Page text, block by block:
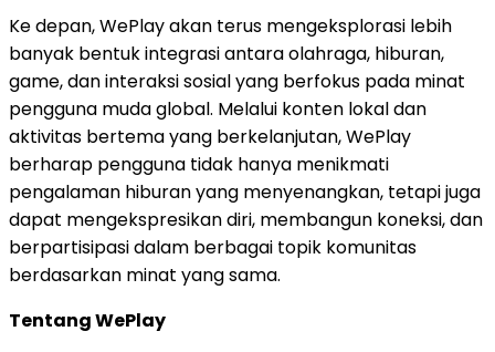
Ke depan, WePlay akan terus mengeksplorasi lebih
banyak bentuk integrasi antara olahraga, hiburan,
game, dan interaksi sosial yang berfokus pada minat
pengguna muda global. Melalui konten lokal dan
aktivitas bertema yang berkelanjutan, WePlay
berharap pengguna tidak hanya menikmati
pengalaman hiburan yang menyenangkan, tetapi juga
dapat mengekspresikan diri, membangun koneksi, dan
berpartisipasi dalam berbagai topik komunitas
berdasarkan minat yang sama.
Tentang WePlay